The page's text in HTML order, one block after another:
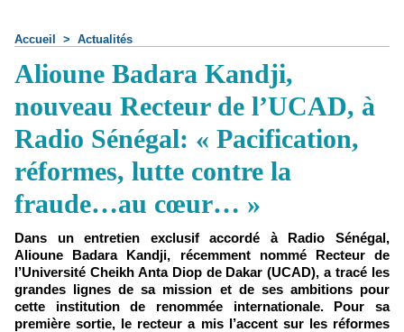
Accueil > Actualités
Alioune Badara Kandji,
nouveau Recteur de l’UCAD, à
Radio Sénégal: « Pacification,
réformes, lutte contre la
fraude…au cœur… »
Dans un entretien exclusif accordé à Radio Sénégal,
Alioune Badara Kandji, récemment nommé Recteur de
l’Université Cheikh Anta Diop de Dakar (UCAD), a tracé les
grandes lignes de sa mission et de ses ambitions pour
cette institution de renommée internationale. Pour sa
première sortie, le recteur a mis l’accent sur les réformes